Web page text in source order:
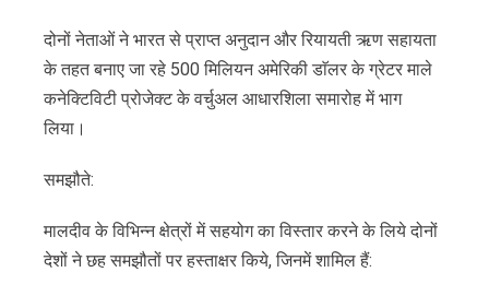
दोनों नेताओं ने भारत से प्राप्त अनुदान और रियायती ऋण सहायता
के तहत बनाए जा रहे 500 मिलियन अमेरिकी डाॅलर के ग्रेटर माले
कनेक्टिविटी प्रोजेक्ट के वर्चुअल आधारशिला समारोह में भाग
लिया।
समझौते:
मालदीव के विभिन्न क्षेत्रों में सहयोग का विस्तार करने के लिये दोनों
देशों ने छह समझौतों पर हस्ताक्षर किये, जिनमें शामिल हैं: